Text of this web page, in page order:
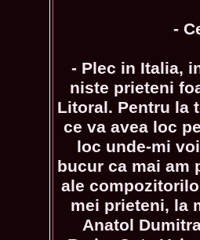
-
- Plec in Italia,
niste prieteni
Litoral. Pentru la
ce va avea loc
loc unde-mi
bucur ca mai am
ale
mei prieteni, la
Anatol